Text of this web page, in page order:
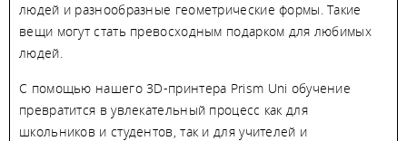
людей и разнообразные геометрические формы. Такие
вещи могут стать превосходным подарком для любимых
людей.
С помощью нашего 3D-принтера Prism Uni обучение
превратится в увлекательный процесс как для
школьников и студентов, так и для учителей и